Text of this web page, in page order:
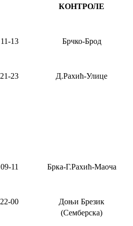
КОНТРОЛЕ
11-13 Брчко-Брод
21-23 Д.Рахић-Улице
09-11 Брка-Г.Рахић-Маоча
22-00
Доњи Брезик
(Семберска)